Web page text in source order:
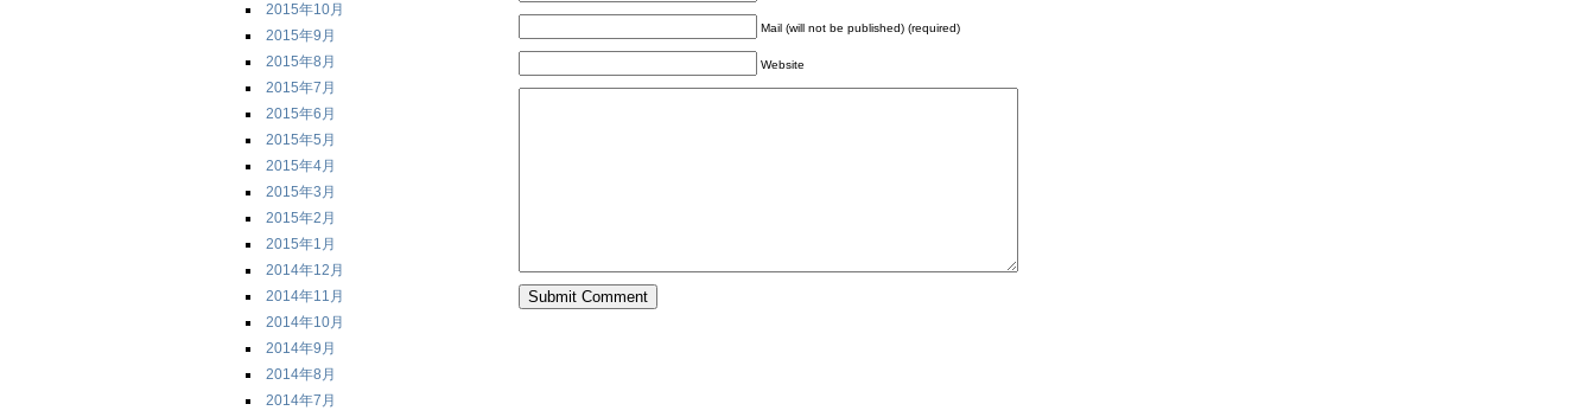
2015年10月
2015年9月
2015年8月
2015年7月
2015年6月
2015年5月
2015年4月
2015年3月
2015年2月
2015年1月
2014年12月
2014年11月
2014年10月
2014年9月
2014年8月
2014年7月
Mail (will not be published) (required)
Website